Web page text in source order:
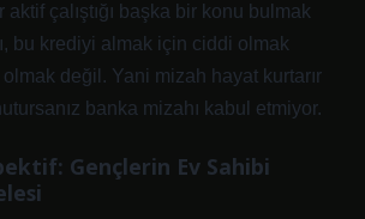
aktif çalıştığı başka bir konu bulmak
bu krediyi almak için ciddi olmak
değil. Yani mizah hayat kurtarır
banka mizahı kabul etmiyor.
Gençlerin Ev Sahibi